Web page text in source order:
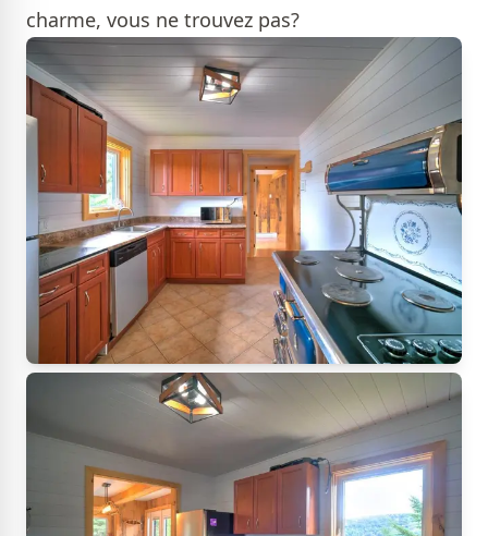
charme, vous ne trouvez pas?